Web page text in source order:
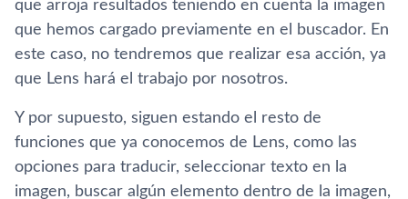
que arroja resultados teniendo en cuenta la imagen
que hemos cargado previamente en el buscador. En
este caso, no tendremos que realizar esa acción, ya
que Lens hará el trabajo por nosotros.
Y por supuesto, siguen estando el resto de
funciones que ya conocemos de Lens, como las
opciones para traducir, seleccionar texto en la
imagen, buscar algún elemento dentro de la imagen,